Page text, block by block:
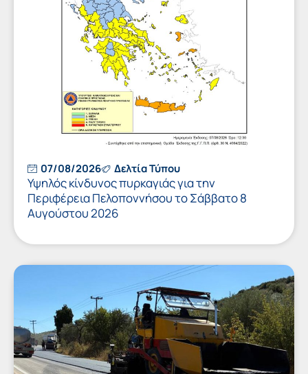
07/08/2026 Δελτία Τύπου
Υψηλός κίνδυνος πυρκαγιάς για την
Περιφέρεια Πελοποννήσου το Σάββατο 8
Αυγούστου 2026